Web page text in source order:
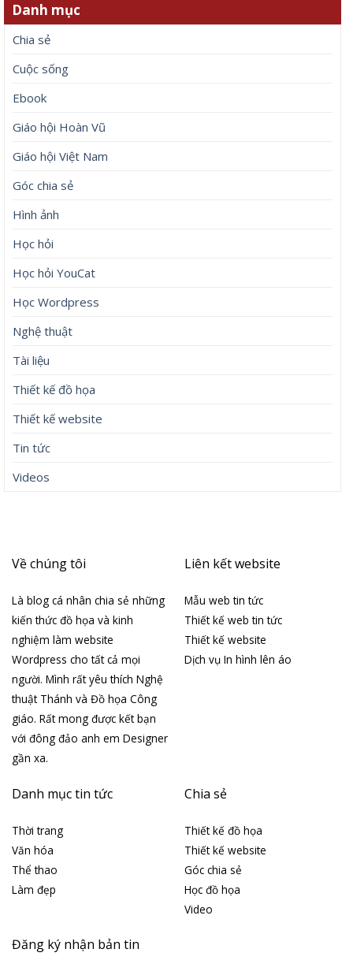
Danh mục
Chia sẻ
Cuộc sống
Ebook
Giáo hội Hoàn Vũ
Giáo hội Việt Nam
Góc chia sẻ
Hình ảnh
Học hỏi
Học hỏi YouCat
Học Wordpress
Nghệ thuật
Tài liệu
Thiết kế đồ họa
Thiết kế website
Tin tức
Videos
Về chúng tôi
Là blog cá nhân chia sẻ những
kiến thức đồ họa và kinh
nghiệm làm website
Wordpress cho tất cả mọi
người. Mình rất yêu thích Nghệ
thuật Thánh và Đồ họa Công
giáo. Rất mong được kết bạn
với đông đảo anh em Designer
gần xa.
Liên kết website
Mẫu web tin tức
Thiết kế web tin tức
Thiết kế website
Dịch vụ In hình lên áo
Danh mục tin tức
Thời trang
Văn hóa
Thể thao
Làm đẹp
Chia sẻ
Thiết kế đồ họa
Thiết kế website
Góc chia sẻ
Học đồ họa
Video
Đăng ký nhận bản tin